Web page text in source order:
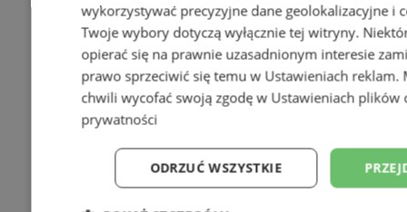
wykorzystywać precyzyjne dane geolokalizacyjne i
Twoje wybory dotyczą wyłącznie tej witryny.
opierać się na prawnie uzasadnionym interesie
prawo sprzeciwić się temu w Ustawieniach reklam.
chwili wycofać swoją zgodę w Ustawieniach plików
prywatności
ODRZUĆ WSZYSTKIE